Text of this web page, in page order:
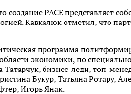
PACE представляет
Кавкалюк отметил, что
программа
экономики, по
Татарчук, бизнес-леди, топ-
Букур, Татьяна Ротару,
Игорь Янак.